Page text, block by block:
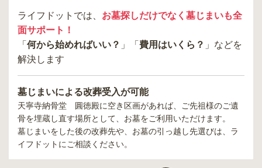
ライフドットでは、 お墓探しだけでなく墓じまいも全
面サポート！
「 何から始めればいい？ 」「 費用はいくら？ 」などを
解決します
墓じまいによる改葬受入が可能
天寧寺納骨堂 圓徳殿に空き区画があれば、ご先祖様のご遺
骨を埋蔵し直す場所として、お墓をご利用いただけます。
墓じまいをした後の改葬先や、お墓の引っ越し先選びは、ラ
イフドットにご相談ください。